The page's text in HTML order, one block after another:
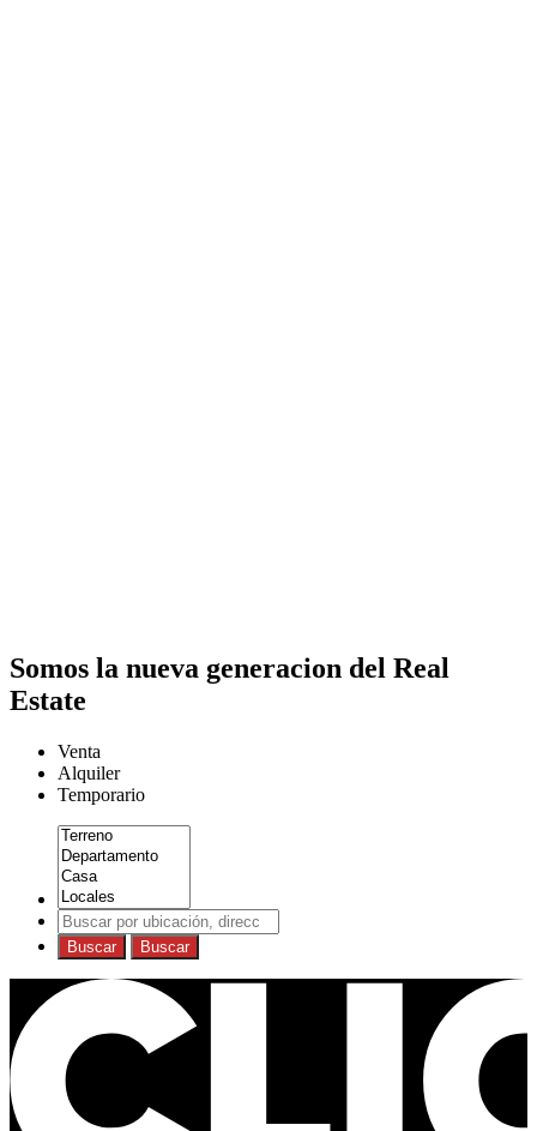
Somos la nueva generacion del Real
Estate
Venta
Alquiler
Temporario
Buscar Buscar